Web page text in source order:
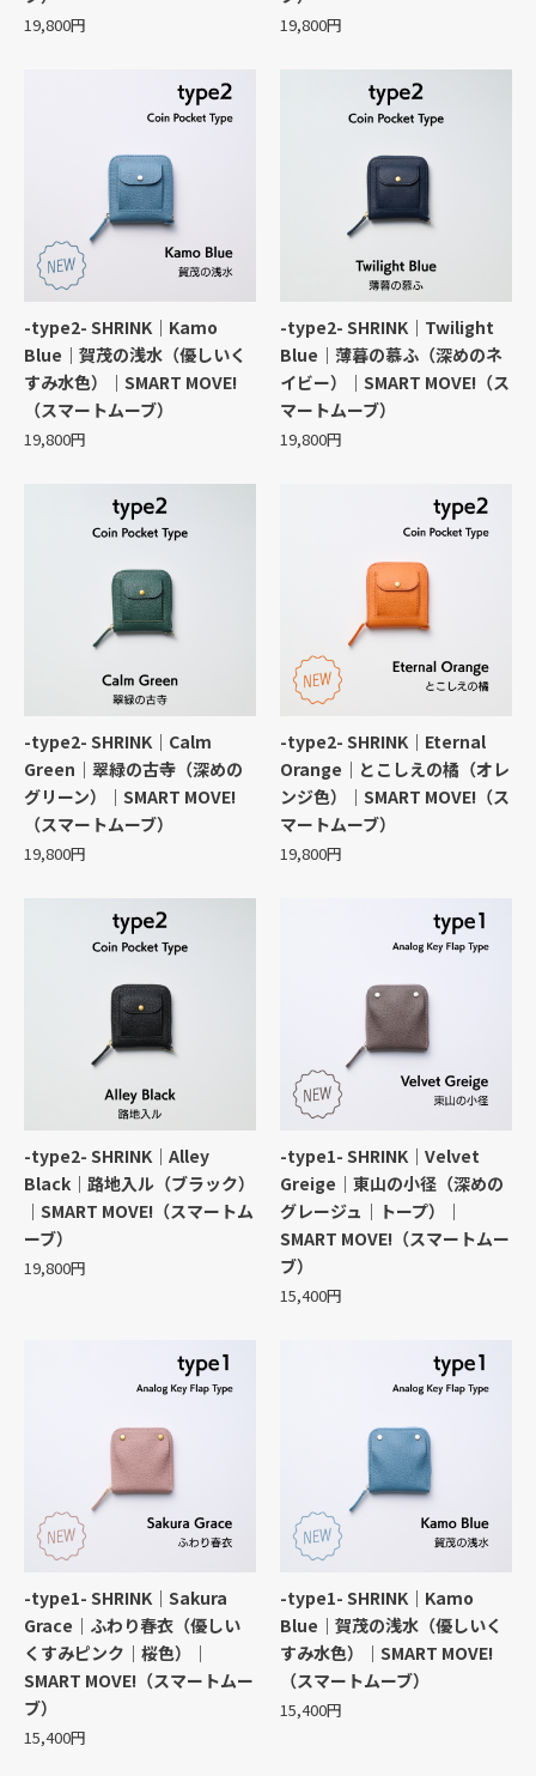
19,800円 19,800円
-type2- SHRINK｜Kamo
Blue｜賀茂の浅水（優しいく
すみ水色）｜SMART MOVE!
（スマートムーブ）
19,800円
-type2- SHRINK｜Twilight
Blue｜薄暮の慕ふ（深めのネ
イビー）｜SMART MOVE!（ス
マートムーブ）
19,800円
-type2- SHRINK｜Calm
Green｜翠緑の古寺（深めの
グリーン）｜SMART MOVE!
（スマートムーブ）
19,800円
-type2- SHRINK｜Eternal
Orange｜とこしえの橘（オレ
ンジ色）｜SMART MOVE!（ス
マートムーブ）
19,800円
-type2- SHRINK｜Alley
Black｜路地入ル（ブラック）
｜SMART MOVE!（スマートム
ーブ）
19,800円
-type1- SHRINK｜Velvet
Greige｜東山の小径（深めの
グレージュ｜トープ）｜
SMART MOVE!（スマートムー
ブ）
15,400円
-type1- SHRINK｜Sakura
Grace｜ふわり春衣（優しい
くすみピンク｜桜色）｜
SMART MOVE!（スマートムー
ブ）
15,400円
-type1- SHRINK｜Kamo
Blue｜賀茂の浅水（優しいく
すみ水色）｜SMART MOVE!
（スマートムーブ）
15,400円